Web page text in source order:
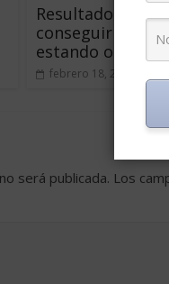
Resultados,
conseguir que
estando
febrero 18, 2014
será publicada. Los